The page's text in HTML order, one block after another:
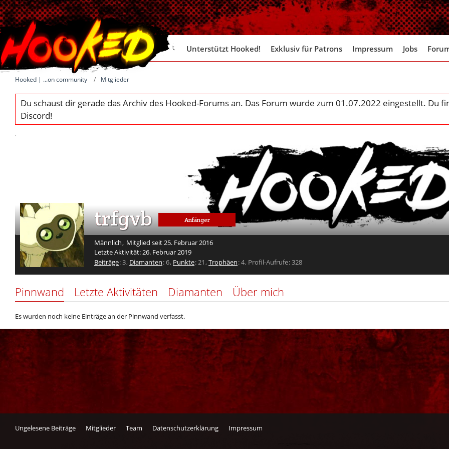
Unterstützt Hooked! Exklusiv für Patrons Impressum Jobs
Hooked | ...on community Mitglieder
trfgvb Anfänger
Männlich
Mitglied seit 25. Februar 2016
Letzte Aktivität:26. Februar 2019
Beiträge 3 Diamanten 6 Punkte 21 Trophäen 4 Profil-Aufrufe 328
Pinnwand Letzte Aktivitäten Diamanten Über mich
Es wurden noch keine Einträge an der Pinnwand verfasst.
Ungelesene Beiträge Mitglieder Team Datenschutzerklärung Impressum